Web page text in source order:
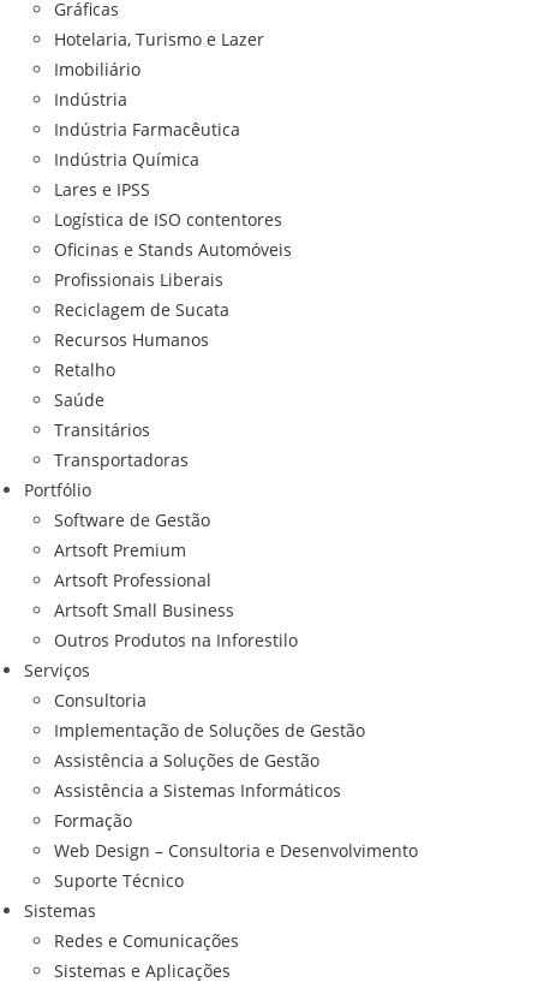
Gráficas
Hotelaria, Turismo e Lazer
Imobiliário
Indústria
Indústria Farmacêutica
Indústria Química
Lares e IPSS
Logística de ISO contentores
Oficinas e Stands Automóveis
Profissionais Liberais
Reciclagem de Sucata
Recursos Humanos
Retalho
Saúde
Transitários
Transportadoras
Portfólio
Software de Gestão
Artsoft Premium
Artsoft Professional
Artsoft Small Business
Outros Produtos na Inforestilo
Serviços
Consultoria
Implementação de Soluções de Gestão
Assistência a Soluções de Gestão
Assistência a Sistemas Informáticos
Formação
Web Design – Consultoria e Desenvolvimento
Suporte Técnico
Sistemas
Redes e Comunicações
Sistemas e Aplicações